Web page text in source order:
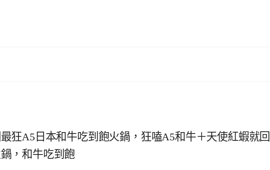
狂A5日本和牛吃到飽火鍋，狂嗑A5和牛＋天使紅蝦就
，和牛吃到飽